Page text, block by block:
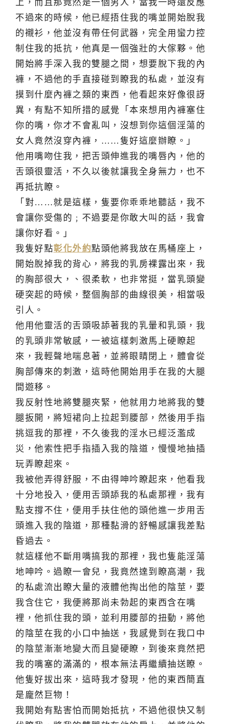
上，而且那竟然是一個男人，當我一時還反應
不過來的時候，他已經捂住我的嘴並開始脫我
的襯衫，他並沒有帶任何武器，完全用蠻力控
制住我的抵抗，他真是一個強壯的大傢夥。他
開始將手深入我的雙腿之間，想要脫下我的內
褲，不過他的手直接碰到瞭我的私處，並沒有
摸到什麼內褲之類的東西，他看起來好像很訝
異，有點不知所措的感覺「本來想用內褲塞住
你的嘴，你才不會亂叫，沒想到你這個淫蕩的
女人竟然沒穿內褲，……隻好這麼辦瞭。」
他用嘴吻住我，把舌頭伸進我的嘴唇內，他的
舌頭很靈活，不久以後就讓我全身無力，也不
再抵抗瞭。
「對……就是這樣，隻要你乖乖地聽話，我不
會讓你受傷的﹔不過要是你敢大叫的話，我會
讓你好看。」
我隻好點彰化外約點頭他將我放在馬桶座上，
開始脫掉我的背心，將我的乳房裸露出來，我
的胸部很大，、很柔軟，也非常挺，當乳頭變
硬突起的時候，整個胸部的曲線很美，相當吸
引人。
他用他靈活的舌頭吸舔著我的乳暈和乳頭，我
的乳頭非常敏感，一被這樣刺激馬上硬瞭起
來，我輕聲地喘息著，並將眼睛閉上，體會從
胸部傳來的刺激，這時他開始用手在我的大腿
間遊移。
我反射性地將雙腿夾緊，他就用力地將我的雙
腿扳開，將短裙向上拉起到腰部，然後用手指
挑逗我的那裡，不久後我的淫水已經泛濫成
災，他索性把手指插入我的陰道，慢慢地抽插
玩弄瞭起來。
我被他弄得舒服，不由得呻吟瞭起來，他看我
十分地投入，便用舌頭舔我的私處那裡，我有
點支撐不住，便用手扶住他的頭他進一步用舌
頭進入我的陰道，那種黏滑的舒暢感讓我差點
昏過去。
就這樣他不斷用嘴搞我的那裡，我也隻能淫蕩
地呻吟。過瞭一會兒，我竟然達到瞭高潮，我
的私處流出瞭大量的液體他掏出他的陰莖，要
我含住它，我便將那尚未勃起的東西含在嘴
裡，他抓住我的頭，並利用腰部的扭動，將他
的陰莖在我的小口中抽送，我感覺到在我口中
的陰莖漸漸地變大而且變硬瞭，到後來竟然把
我的嘴塞的滿滿的，根本無法再繼續抽送瞭。
他隻好拔出來，這時我才發現，他的東西簡直
是龐然巨物！
我開始有點害怕而開始抵抗，不過他很快又制